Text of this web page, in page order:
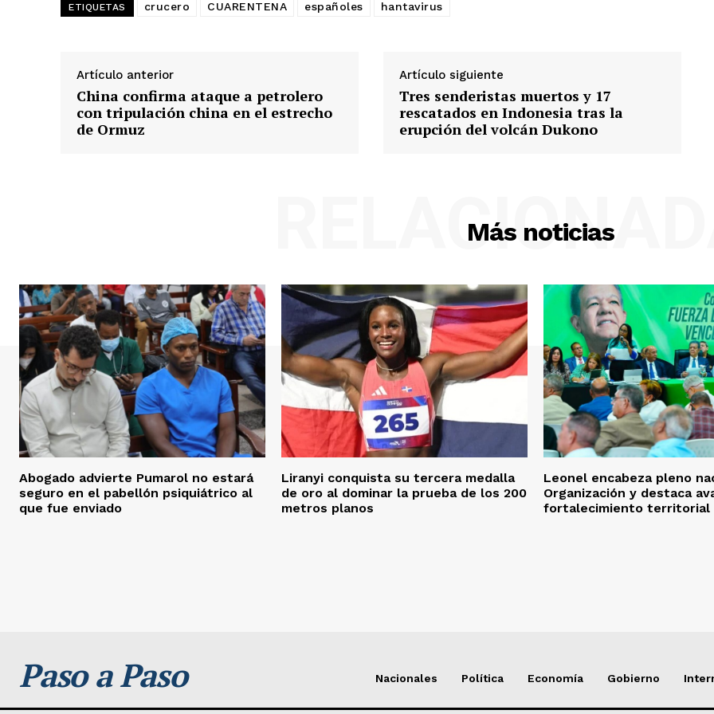
ETIQUETAS crucero CUARENTENA españoles hantavirus
Artículo anterior
China confirma ataque a petrolero
con tripulación china en el estrecho
de Ormuz
Artículo siguiente
Tres senderistas muertos y 17
rescatados en Indonesia tras la
erupción del volcán Dukono
Más noticias
Abogado advierte Pumarol no estará
seguro en el pabellón psiquiátrico al
que fue enviado
Liranyi conquista su tercera medalla
de oro al dominar la prueba de los 200
metros planos
Leonel encabeza pleno
Organización y destaca
fortalecimiento territorial
Paso a Paso Nacionales Política Economía Gobierno